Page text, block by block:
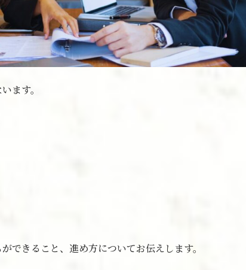
ます。
できること、進め方についてお伝えします。